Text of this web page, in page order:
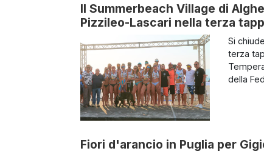
Il Summerbeach Village di
Pizzileo-Lascari nella terza
Si
terza
della
Fiori d'arancio in Puglia per